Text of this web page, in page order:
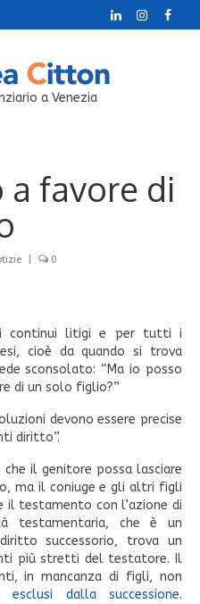
a Venezia
favore di
0
i continui litigi e per tutti i
cioè da quando si trova
sconsolato: “Ma io posso
di un solo figlio?”
devono essere precise
diritto”.
che il genitore possa lasciare
ma il coniuge e gli altri figli
testamento con l’azione di
testamentaria, che è un
successorio, trova un
più stretti del testatore. Il
in mancanza di figli, non
dalla successione.